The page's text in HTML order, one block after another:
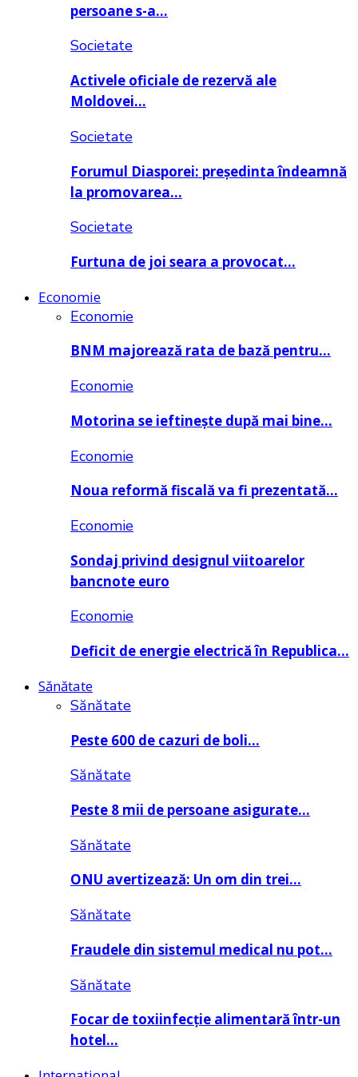
persoane s-a…
Societate
Activele oficiale de rezervă ale
Moldovei…
Societate
Forumul Diasporei: președinta îndeamnă
la promovarea…
Societate
Furtuna de joi seara a provocat…
Economie
Economie
BNM majorează rata de bază pentru…
Economie
Motorina se ieftinește după mai bine…
Economie
Noua reformă fiscală va fi prezentată…
Economie
Sondaj privind designul viitoarelor
bancnote euro
Economie
Deficit de energie electrică în Republica…
Sănătate
Sănătate
Peste 600 de cazuri de boli…
Sănătate
Peste 8 mii de persoane asigurate…
Sănătate
ONU avertizează: Un om din trei…
Sănătate
Fraudele din sistemul medical nu pot…
Sănătate
Focar de toxiinfecție alimentară într-un
hotel…